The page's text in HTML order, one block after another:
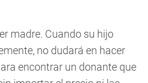
madre. Cuando su hijo
no dudará en hacer
encontrar un donante que